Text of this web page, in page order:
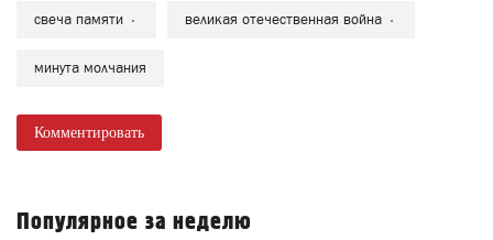
свеча памяти великая отечественная война
минута молчания
Комментировать
Популярное за неделю